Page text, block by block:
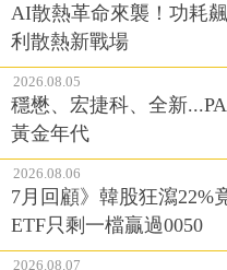
AI散熱革命來襲！功耗
利散熱新戰場
2026.08.05
穩懋、宏捷科、全新
黃金年代
2026.08.06
7月回顧》韓股狂瀉22%
ETF只剩一檔贏過0050
2026.08.07